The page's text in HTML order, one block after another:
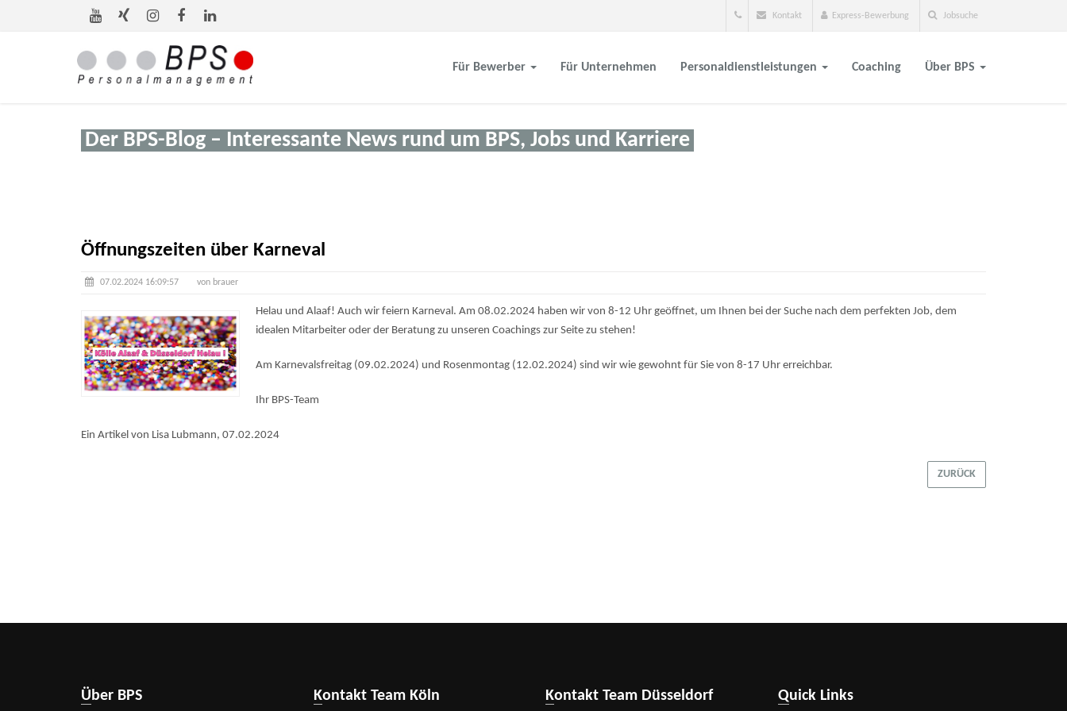
Kontakt Express-Bewerbung Jobsuche
Für Bewerber Für Unternehmen Personaldienstleistungen Coaching Über BPS
Der BPS-Blog – Interessante News rund um BPS, Jobs und Karriere
Öffnungszeiten über Karneval
07.02.2024 16:09:57 von brauer
Helau und Alaaf! Auch wir feiern Karneval. Am 08.02.2024 haben wir von 8-12 Uhr geöffnet, um Ihnen bei der Suche nach dem perfekten Job, dem
idealen Mitarbeiter oder der Beratung zu unseren Coachings zur Seite zu stehen!
Am Karnevalsfreitag (09.02.2024) und Rosenmontag (12.02.2024) sind wir wie gewohnt für Sie von 8-17 Uhr erreichbar.
Ihr BPS-Team
Ein Artikel von Lisa Lubmann, 07.02.2024
ZURÜCK
Über BPS Kontakt Team Köln Kontakt Team Düsseldorf Quick Links